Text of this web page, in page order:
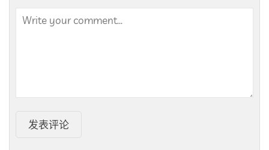
发表评论